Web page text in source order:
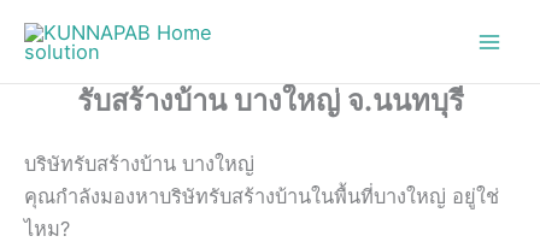
content
รับสร้างบ้าน บางใหญ่ จ.นนทบุรี
บริษัทรับสร้างบ้าน บางใหญ่
คุณกำลังมองหาบริษัทรับสร้างบ้านในพื้นที่บางใหญ่ อยู่ใช่
ไหม?